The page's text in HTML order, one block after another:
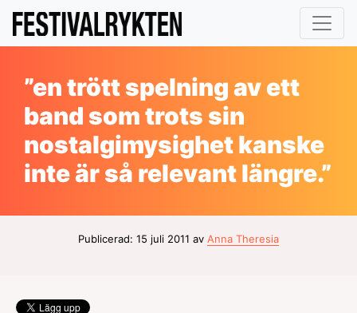
”en trött spelning av ett
band som trots sin
nostalgimysighet kanske
inte är så relevant längre.”
Publicerad: 15 juli 2011 av Anna Theresia